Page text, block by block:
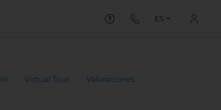
ES
Virtual Tour Valoraciones